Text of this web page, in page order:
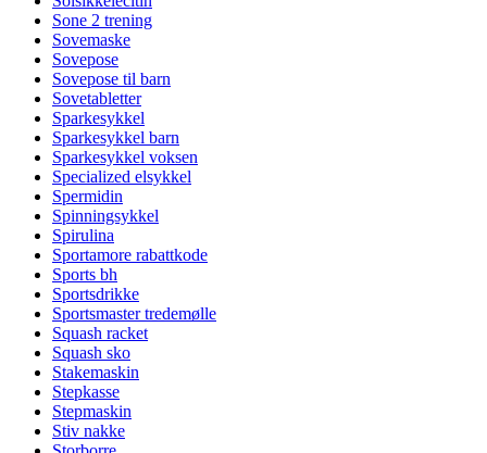
Sone 2 trening
Sovemaske
Sovepose
Sovepose til barn
Sovetabletter
Sparkesykkel
Sparkesykkel barn
Sparkesykkel voksen
Specialized elsykkel
Spermidin
Spinningsykkel
Spirulina
Sportamore rabattkode
Sports bh
Sportsdrikke
Sportsmaster tredemølle
Squash racket
Squash sko
Stakemaskin
Stepkasse
Stepmaskin
Stiv nakke